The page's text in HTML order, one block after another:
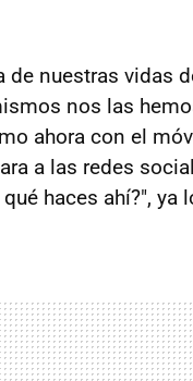
de nuestras vidas
nos las
ahora con el
a las redes
haces ahí?", ya